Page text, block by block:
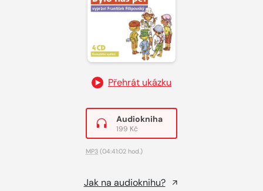
Přehrát ukázku
Audiokniha
199 Kč
MP3 (04:41:02 hod.)
Jak na audioknihu?